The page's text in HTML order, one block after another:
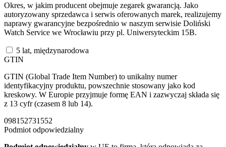
Okres, w jakim producent obejmuje zegarek gwarancją. Jako
autoryzowany sprzedawca i serwis oferowanych marek, realizujemy
naprawy gwarancyjne bezpośrednio w naszym serwisie Doliński
Watch Service we Wrocławiu przy pl. Uniwersyteckim 15B.
5 lat, międzynarodowa
GTIN
GTIN (Global Trade Item Number) to unikalny numer
identyfikacyjny produktu, powszechnie stosowany jako kod
kreskowy. W Europie przyjmuje formę EAN i zazwyczaj składa się
z 13 cyfr (czasem 8 lub 14).
098152731552
Podmiot odpowiedzialny